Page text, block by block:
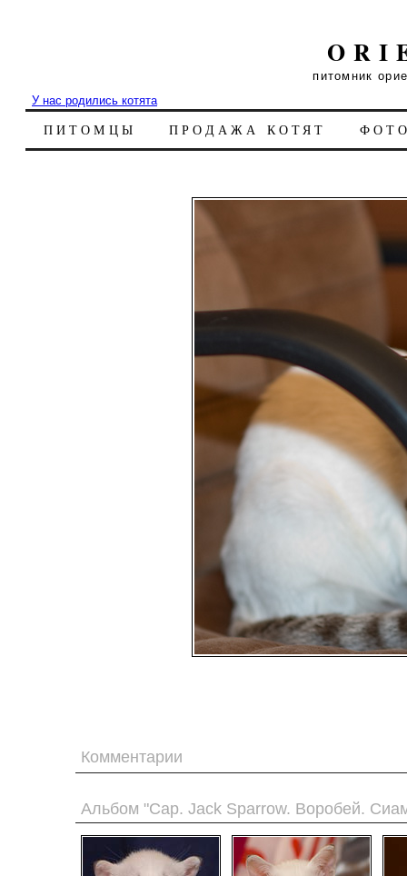
питомник
У нас родились котята
ПИТОМЦЫ ПРОДАЖА КОТЯТ
Комментарии
Альбом "Cap. Jack Sparrow. Воробей.